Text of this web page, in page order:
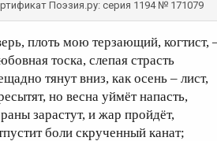
Поэзия.ру: серия 1194 № 171079
плоть мою терзающий, когтист,
тоска, слепая страсть
тянут вниз, как осень – лист,
но весна уймёт напасть,
зарастут, и жар пройдёт,
боли скрученный канат;